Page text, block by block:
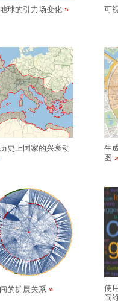
球的引力场变化 可
史上国家的兴衰动
生
图
的扩展关系
使
问